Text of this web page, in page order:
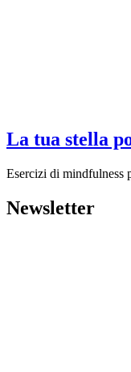
La tua stella
Esercizi di mindfulness
Newsletter